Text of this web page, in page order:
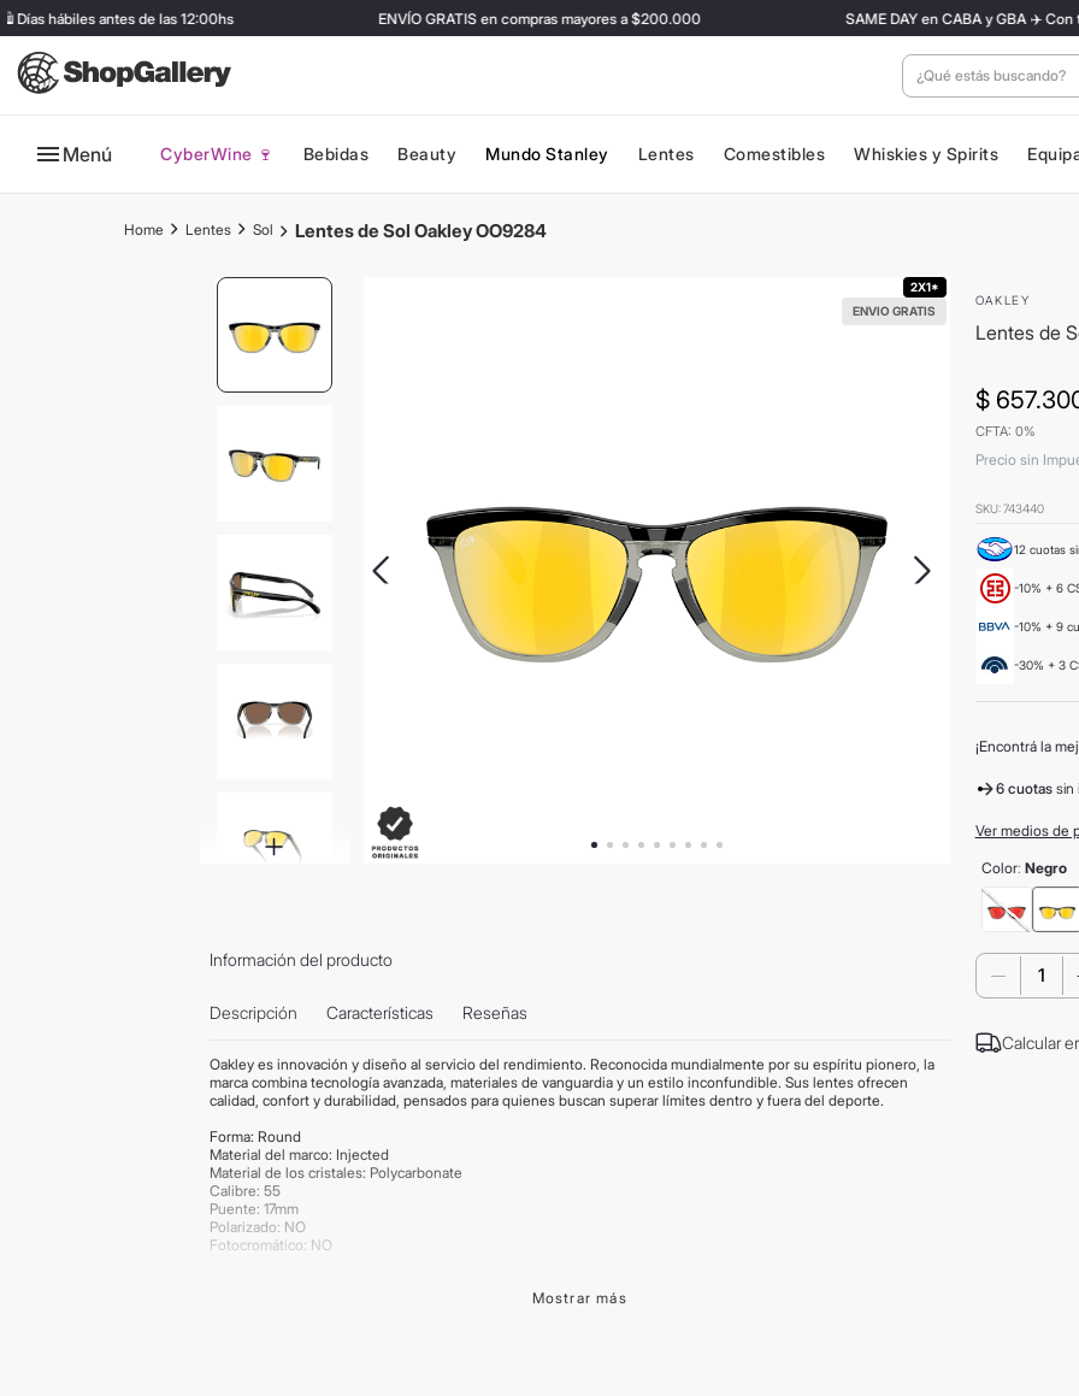
hábiles antes de las 12:00hs ENVÍO GRATIS en compras mayores a $200.000 SAME DAY en CABA y GBA ✈️ Con
¿Qué estás
Menú CyberWine 🍷 Bebidas Beauty Mundo Stanley Lentes Comestibles Whiskies y Spirits
Lentes Sol Lentes de Sol Oakley OO9284
2X1*
ENVIO GRATIS
Información del producto
Descripción Características Reseñas
Oakley es innovación y diseño al servicio del rendimiento. Reconocida mundialmente por su espíritu pionero, la
marca combina tecnología avanzada, materiales de vanguardia y un estilo inconfundible. Sus lentes ofrecen
calidad, confort y durabilidad, pensados para quienes buscan superar límites dentro y fuera del deporte.
Forma: Round
Material del marco: Injected
Material de los cristales: Polycarbonate
Calibre: 55
Puente: 17mm
Polarizado: NO
Fotocromático: NO
según la producción del proveedor. Las medidas son brindadas por el proveedor y son aproximadas. Las
Mostrar más
OAKLEY
Lentes de
$ 657.
CFTA: 0%
Precio sin
SKU:743440
12 cuotas
-10% + 6
-10% + 9
-30% + 3
¡Encontrá la
6 cuotas sin
Ver medios de
Color: Negro
－
Calcular